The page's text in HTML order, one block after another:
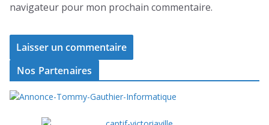
navigateur pour mon prochain commentaire.
Nos Partenaires